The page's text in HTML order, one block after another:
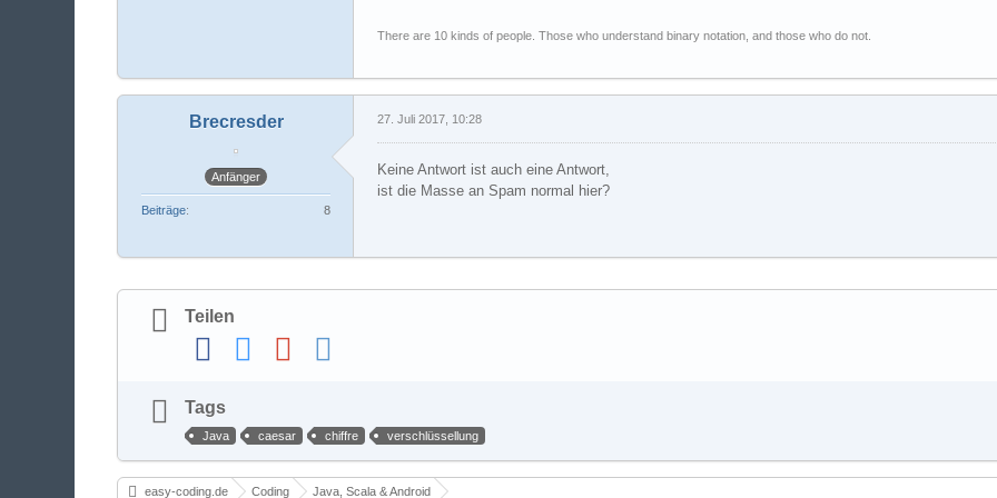
There are 10 kinds of people. Those who understand binary notation, and those who do not.
Brecresder
Anfänger
Beiträge 8
27. Juli 2017, 10:28
Keine Antwort ist auch eine Antwort,
ist die Masse an Spam normal hier?
Teilen
Tags
Java caesar chiffre verschlüssellung
easy-coding.de Coding Java, Scala & Android